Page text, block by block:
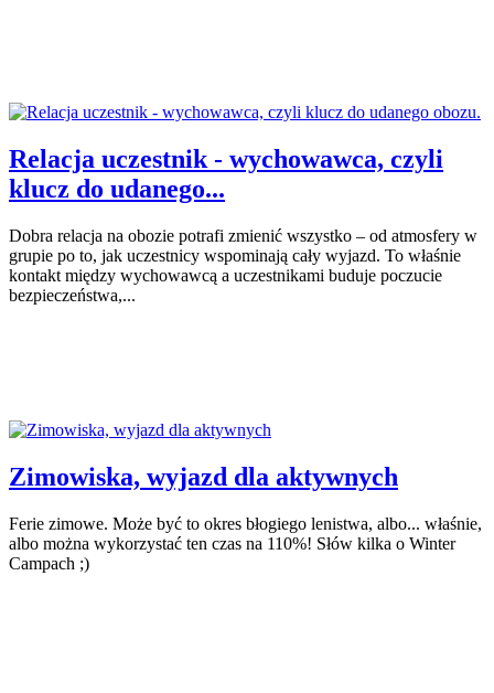
Relacja uczestnik - wychowawca, czyli
klucz do udanego...
Dobra relacja na obozie potrafi zmienić wszystko – od atmosfery w
grupie po to, jak uczestnicy wspominają cały wyjazd. To właśnie
kontakt między wychowawcą a uczestnikami buduje poczucie
bezpieczeństwa,...
Zimowiska, wyjazd dla aktywnych
Ferie zimowe. Może być to okres błogiego lenistwa, albo... właśnie,
albo można wykorzystać ten czas na 110%! Słów kilka o Winter
Campach ;)